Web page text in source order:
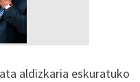
aldizkaria eskuratuko